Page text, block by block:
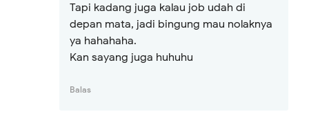
Tapi kadang juga kalau job udah di
depan mata, jadi bingung mau nolaknya
ya hahahaha.
Kan sayang juga huhuhu
Balas